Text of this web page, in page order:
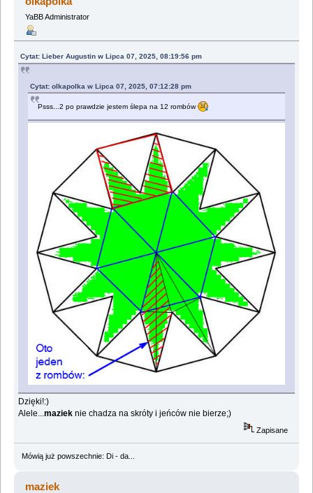
YaBB Administrator
Cytat: Lieber Augustin w Lipca 07, 2025, 08:19:56 pm
Cytat: olkapolka w Lipca 07, 2025, 07:12:28 pm
Psss...2 po prawdzie jestem ślepa na 12 rombów
Dzięki!:)
Alele...maziek nie chadza na skróty i jeńców nie bierze;)
Zapisane
Mówią już powszechnie: Di - da...
maziek